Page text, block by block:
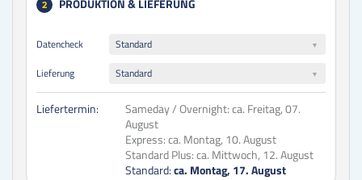
2 PRODUKTION & LIEFERUNG
Datencheck
Standard
Lieferung
Standard
Liefertermin: Sameday / Overnight: ca. Freitag, 07.
August
Express: ca. Montag, 10. August
Standard Plus: ca. Mittwoch, 12. August
Standard: ca. Montag, 17. August